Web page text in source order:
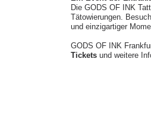
Die GODS OF INK
Tätowierungen.
und einzigartiger
GODS OF INK
Tickets und weitere